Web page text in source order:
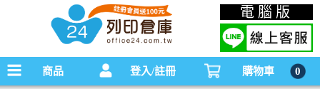
碳粉匣，墨水匣,原廠碳粉匣，副廠碳粉匣，環保碳粉匣,連續供墨印表機-office24列印
倉庫線上購物手機版
電腦版
商品 登入/註冊 購物車 0